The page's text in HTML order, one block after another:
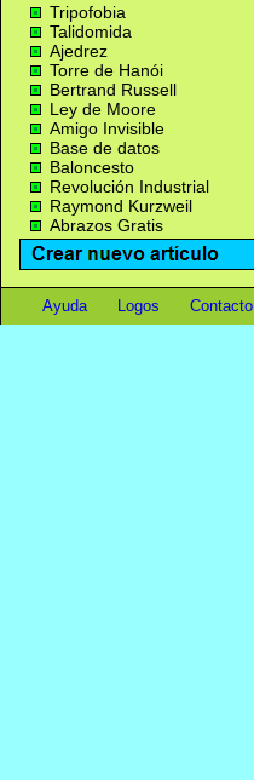
Tripofobia
Talidomida
Ajedrez
Torre de Hanói
Bertrand Russell
Ley de Moore
Amigo Invisible
Base de datos
Baloncesto
Revolución Industrial
Raymond Kurzweil
Abrazos Gratis
Ayuda Logos Contacto